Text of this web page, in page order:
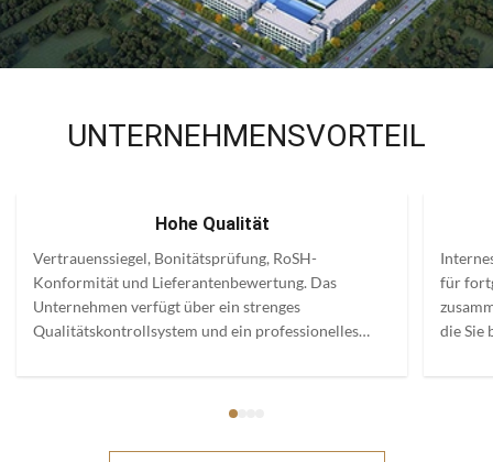
UNTERNEHMENSVORTEIL
Hohe Qualität
Vertrauenssiegel, Bonitätsprüfung, RoSH-
Konformität und Lieferantenbewertung. Das
Unternehmen verfügt über ein strenges
Qualitätskontrollsystem und ein professionelles
für
die Sie